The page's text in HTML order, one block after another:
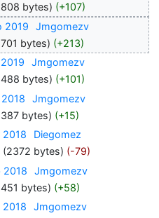
bytes
+107
2019
Jmgomezv
bytes
+213
Jmgomezv
bytes
+101
Jmgomezv
bytes
+15
2018
Diegomez
2372 bytes
-79
2018
Jmgomezv
bytes
+58
Jmgomezv